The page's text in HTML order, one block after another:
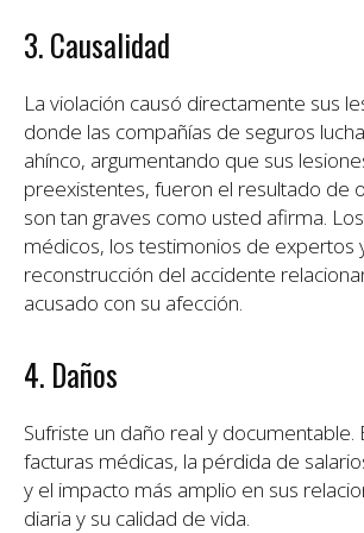
3. Causalidad
La violación causó directamente sus
donde las compañías de seguros
ahínco, argumentando que sus
preexistentes, fueron el resultado de
son tan graves como usted afirma.
médicos, los testimonios de expertos
reconstrucción del accidente
acusado con su afección.
4. Daños
Sufriste un daño real y documentable.
facturas médicas, la pérdida de
y el impacto más amplio en sus
diaria y su calidad de vida.